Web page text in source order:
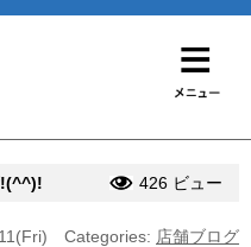
!(^^)! 426 ビュー
Categories: 店舗ブログ